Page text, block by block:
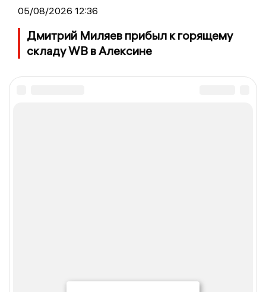
05/08/2026 12:36
Дмитрий Миляев прибыл к горящему
складу WB в Алексине